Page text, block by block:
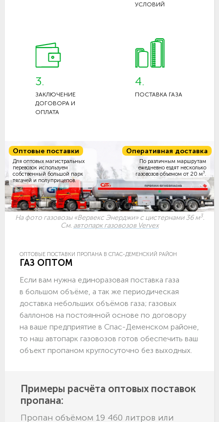
УСЛОВИЙ
3.
ЗАКЛЮЧЕНИЕ
ДОГОВОРА И
ОПЛАТА
4.
ПОСТАВКА ГАЗА
Оптовые поставки
Для оптовых магистральных
перевозок используем
собственный большой парк
тягачей и полуприцепов.
Оперативная доставка
По различным маршрутам
ежедневно ездят несколько
газовозов объемом от 20 м3
На фото газовозы «Вервекс Энерджи» с цистернами 36 м3.
См. автопарк газовозов Vervex
ОПТОВЫЕ ПОСТАВКИ ПРОПАНА В СПАС-ДЕМЕНСКИЙ РАЙОН
ГАЗ ОПТОМ
Если вам нужна единоразовая поставка газа
в большом объёме, а так же периодическая
доставка небольших объёмов газа; газовых
баллонов на постоянной основе по договору
на ваше предприятие в Спас-Деменском районе,
то наш автопарк газовозов готов обеспечить ваш
объект пропаном круглосуточно без выходных.
Примеры расчёта оптовых поставок
пропана:
Пропан объёмом 19 460 литров или